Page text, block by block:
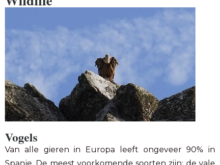
Vogels
Van alle gieren in Europa leeft ongeveer 90% in